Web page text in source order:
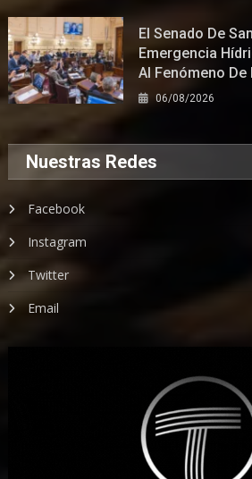
El Senado De
Emergencia
Al Fenómeno De
06/08/2026
Nuestras Redes
Facebook
Instagram
Twitter
Email